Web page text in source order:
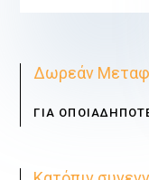
Δωρεάν
ΓΙΑ